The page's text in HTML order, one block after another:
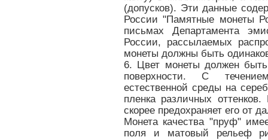
(допусков). Эти данные
России "Памятные монеты
письмах Департамента
России, рассылаемых
монеты должны быть
6. Цвет монеты должен
поверхности. С
естественной среды на
пленка различных
скорее предохраняет его от
Монета качества "пруф"
поля и матовый рельеф